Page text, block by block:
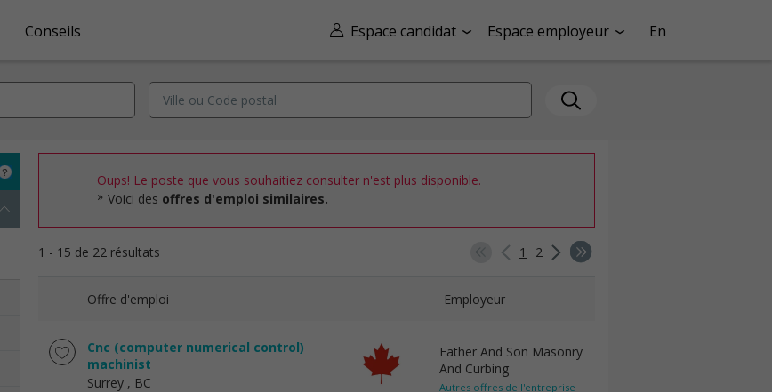
Espace candidat Espace employeur En
Conseils
Oups! Le poste que vous souhaitiez consulter n'est plus disponible.
Voici des offres d'emploi similaires.
1 - 15 de 22 résultats 1 2
Offre d'emploi Employeur
Cnc (computer numerical control)
machinist
Surrey , BC
Father And Son Masonry
And Curbing
Autres offres de l'entreprise